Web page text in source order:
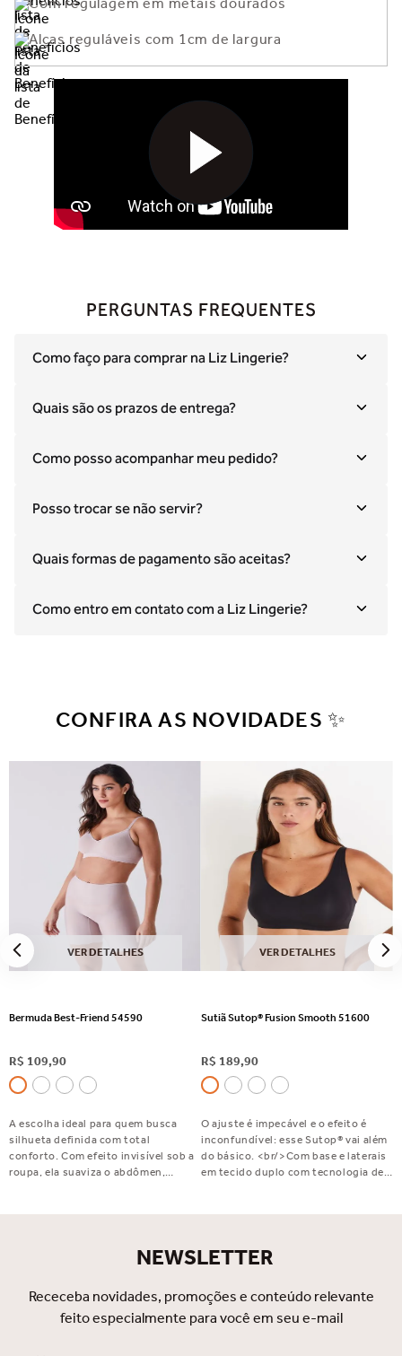
Alças reguláveis com 1cm de largura
PERGUNTAS FREQUENTES
Como faço para comprar na Liz Lingerie?
Quais são os prazos de entrega?
Como posso acompanhar meu pedido?
Posso trocar se não servir?
Quais formas de pagamento são aceitas?
Como entro em contato com a Liz Lingerie?
CONFIRA AS NOVIDADES ✨
VER DETALHES
Bermuda Best-Friend 54590
R$ 109,90
A escolha ideal para quem busca
silhueta definida com total
conforto. Com efeito invisível sob a
roupa, ela suaviza o abdômen,
VER DETALHES
Sutiã Sutop® Fusion Smooth 51600
R$ 189,90
O ajuste é impecável e o efeito é
inconfundível: esse Sutop® vai além
do básico. <br/>Com base e laterais
em tecido duplo com tecnologia de
Fusion Smooth: exclusivo,
sofisticado e feito para você se
NEWSLETTER
Receceba novidades, promoções e conteúdo relevante
feito especialmente para você em seu e-mail